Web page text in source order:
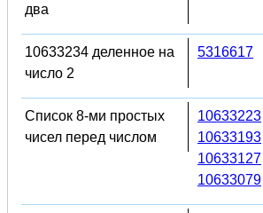
два
10633234 деленное на
число 2
5316617
Список 8-ми простых
чисел перед числом
10633223
10633193
10633127
10633079